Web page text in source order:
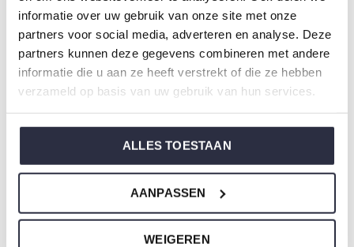
informatie over uw gebruik van onze site met onze
partners voor social media, adverteren en analyse. Deze
partners kunnen deze gegevens combineren met andere
informatie die u aan ze heeft verstrekt of die ze hebben
verzameld op basis van uw gebruik van hun services.
ALLES TOESTAAN
AANPASSEN
WEIGEREN
Passform.
Sie sind sich nicht sicher, welche Größe Sie für unsere
Nachtwäsche wählen sollen?
Choe.
Nicht ze vergessen